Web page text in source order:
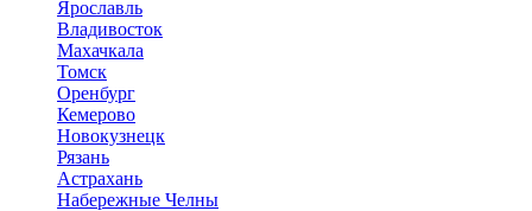
Ярославль
Владивосток
Махачкала
Томск
Оренбург
Кемерово
Новокузнецк
Рязань
Астрахань
Набережные Челны